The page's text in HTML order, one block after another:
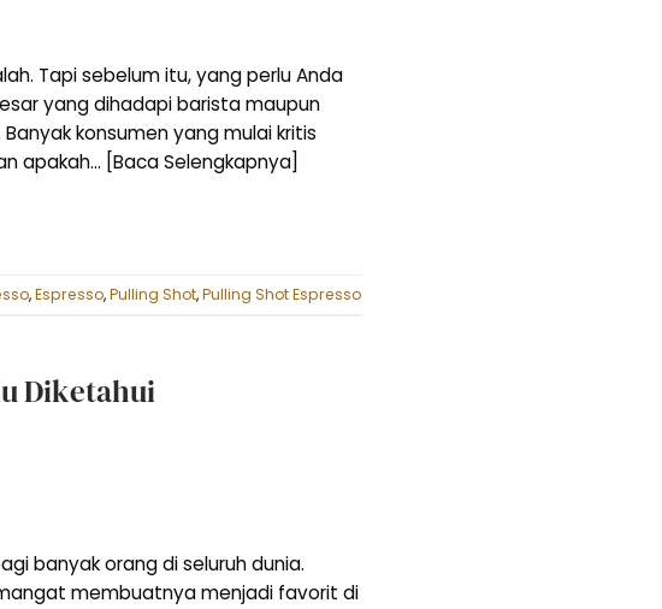
Tapi sebelum itu, yang perlu Anda
yang dihadapi barista maupun
konsumen yang mulai kritis
apakah… [Baca Selengkapnya]
,Espresso,Pulling Shot,Pulling Shot Espresso
Diketahui
banyak orang di seluruh dunia.
membuatnya menjadi favorit di